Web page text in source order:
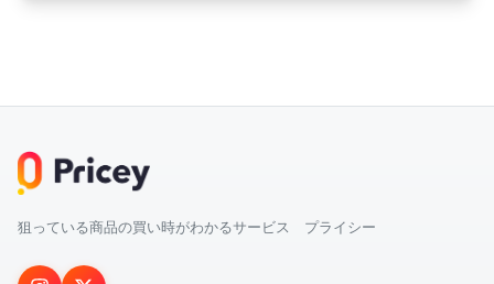
狙っている商品の買い時がわかるサービス プライシー